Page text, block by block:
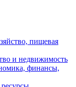
пищевая
и недвижимость
финансы,